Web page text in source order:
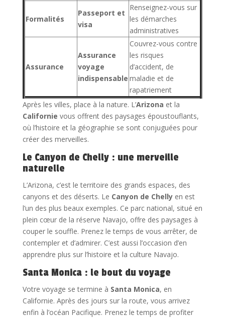
Formalités
Passeport et
visa
Renseignez-vous sur
les démarches
administratives
Assurance
Assurance
voyage
indispensable
Couvrez-vous contre
les risques
d’accident, de
maladie et de
rapatriement
Après les villes, place à la nature. L’Arizona et la
Californie vous offrent des paysages époustouflants,
où l’histoire et la géographie se sont conjuguées pour
créer des merveilles.
Le Canyon de Chelly : une merveille
naturelle
L’Arizona, c’est le territoire des grands espaces, des
canyons et des déserts. Le Canyon de Chellyen est
l’un des plus beaux exemples. Ce parc national, situé en
plein cœur de la réserve Navajo, offre des paysages à
couper le souffle. Prenez le temps de vous arrêter, de
contempler et d’admirer. C’est aussi l’occasion d’en
apprendre plus sur l’histoire et la culture Navajo.
Santa Monica : le bout du voyage
Votre voyage se termine à Santa Monica, en
Californie. Après des jours sur la route, vous arrivez
enfin à l’océan Pacifique. Prenez le temps de profiter